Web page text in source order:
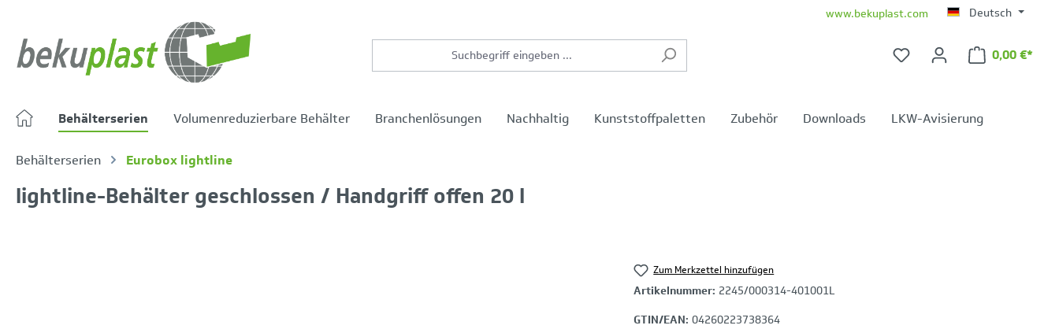
www.bekuplast.com Deutsch
0,00 €*
Behälterserien Volumenreduzierbare Behälter Branchenlösungen Nachhaltig Kunststoffpaletten Zubehör Downloads LKW-Avisierung
Behälterserien Eurobox lightline
lightline-Behälter geschlossen / Handgriff offen 20 l
Zum Merkzettel hinzufügen
Artikelnummer: 2245/000314-401001L
GTIN/EAN: 04260223738364